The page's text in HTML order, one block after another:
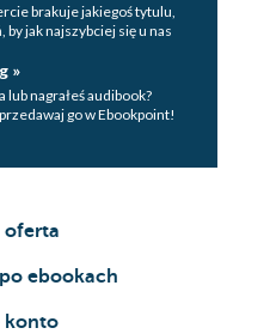
brakuje jakiegoś tytulu,
by jak najszybciej się u nas
»
lub nagrałeś audibook?
go w Ebookpoint!
oferta
ebookach
konto